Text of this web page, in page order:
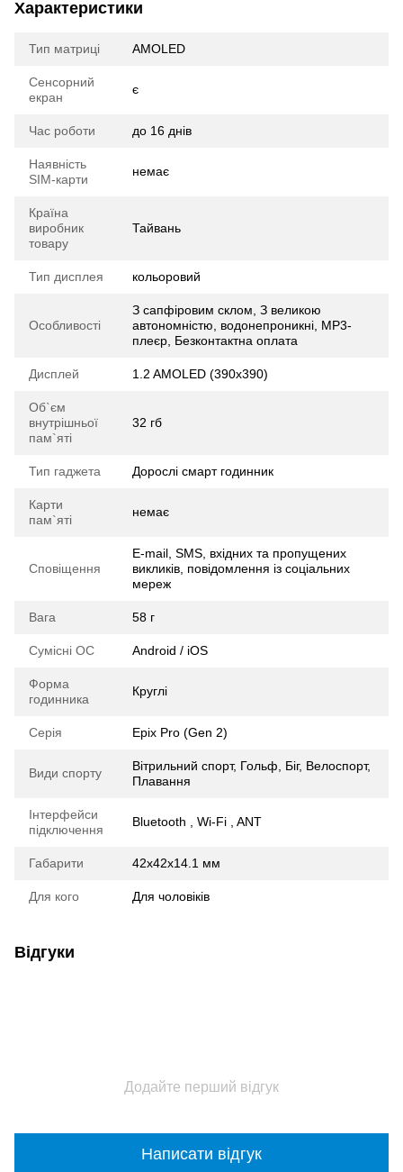
Характеристики
Тип матриці AMOLED
Сенсорний
екран
є
Час роботи до 16 днів
Наявність
SIM-карти
немає
Країна
виробник
товару
Тайвань
Тип дисплея кольоровий
Особливості
З сапфіровим склом, З великою
автономністю, водонепроникні, MP3-
плеєр, Безконтактна оплата
Дисплей 1.2 AMOLED (390x390)
Об`єм
внутрішньої
пам`яті
32 гб
Тип гаджета Дорослі смарт годинник
Карти
пам`яті
немає
Сповіщення
E-mail, SMS, вхідних та пропущених
викликів, повідомлення із соціальних
мереж
Вага 58 г
Сумісні ОС Android / iOS
Форма
годинника
Круглі
Серія Epix Pro (Gen 2)
Види спорту
Вітрильний спорт, Гольф, Біг, Велоспорт,
Плавання
Інтерфейси
підключення
Bluetooth , Wi-Fi , ANT
Габарити 42x42x14.1 мм
Для кого Для чоловіків
Відгуки
Додайте перший відгук
Написати відгук